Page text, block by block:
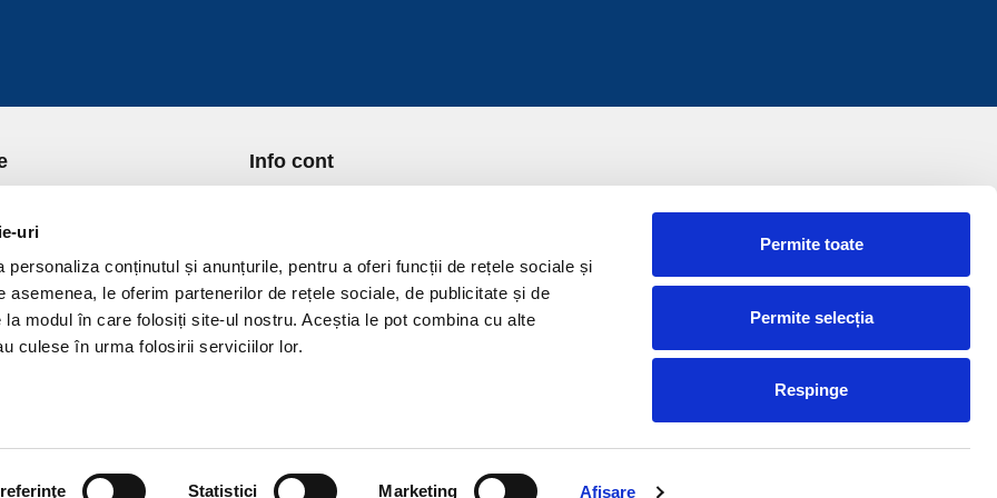
uri
personaliza conținutul și anunțurile, pentru a oferi funcții de rețele sociale și
asemenea, le oferim partenerilor de rețele sociale, de publicitate și de
modul în care folosiți site-ul nostru. Aceștia le pot combina cu alte
culese în urma folosirii serviciilor lor.
Statistici Marketing Afişare
Permite toate
Permite selecția
Respinge
si Plata
de Returnare
de confidentialitate
Cookies
si conditii
Info cont
Lista Favorite
GDPR - Protectia datelor
Contact